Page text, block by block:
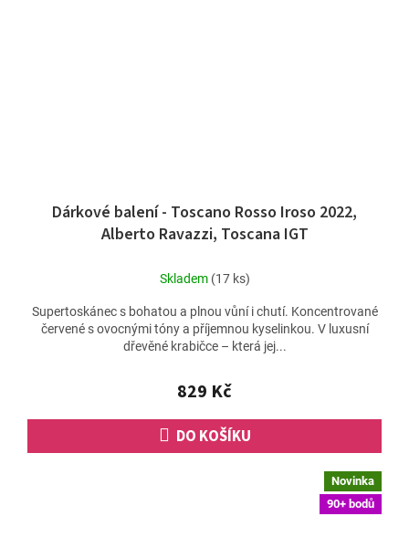
Dárkové balení - Toscano Rosso Iroso 2022,
Alberto Ravazzi, Toscana IGT
Skladem (17 ks)
829 Kč
DO KOŠÍKU
Supertoskánec s bohatou a plnou vůní i chutí. Koncentrované
červené s ovocnými tóny a příjemnou kyselinkou. V luxusní
dřevěné krabičce – která jej...
Novinka
90+ bodů